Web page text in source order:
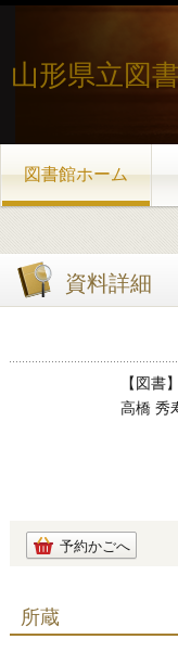
山形県立図
図書館ホーム
資料詳細
【図書
高橋 秀
予約かごへ
所蔵